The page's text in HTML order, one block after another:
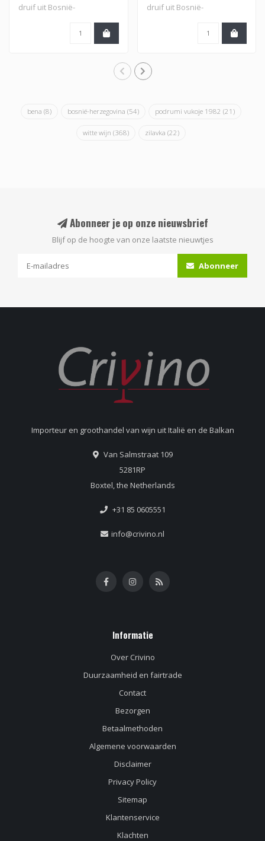
druif uit Bosnië-
druif uit Bosnië-
bena (8) bosnië-herzegovina (54) podrumi vukoje 1982 (21)
witte wijn (368) zilavka (22)
Abonneer je op onze nieuwsbrief
Blijf op de hoogte van onze laatste nieuwtjes
Abonneer
Importeur en groothandel van wijn uit Italië en de Balkan
Van Salmstraat 109
5281RP
Boxtel, the Netherlands
+31 85 0605551
info@crivino.nl
Informatie
Over Crivino
Duurzaamheid en fairtrade
Contact
Bezorgen
Betaalmethoden
Algemene voorwaarden
Disclaimer
Privacy Policy
Sitemap
Klantenservice
Klachten